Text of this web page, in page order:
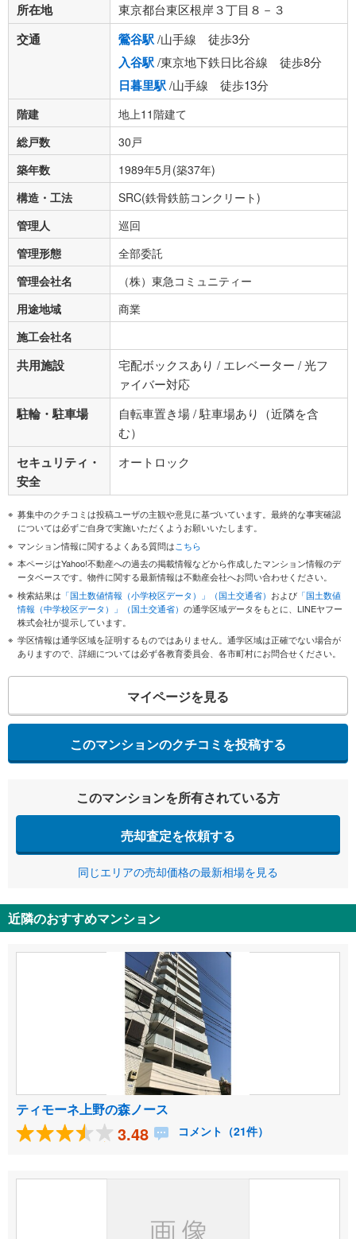
所在地 東京都台東区根岸３丁目８－３
交通 鶯谷駅/山手線 徒歩3分
入谷駅/東京地下鉄日比谷線 徒歩8分
日暮里駅/山手線 徒歩13分
階建
地上11階建て
総戸数
30戸
築年数
1989年5月(築37年)
構造・工法
SRC(鉄骨鉄筋コンクリート)
管理人
巡回
管理形態
全部委託
管理会社名
（株）東急コミュニティー
用途地域
商業
施工会社名
共用施設
宅配ボックスあり / エレベーター / 光フ
ァイバー対応
駐輪・駐車場
自転車置き場 / 駐車場あり（近隣を含
む）
セキュリティ・
安全
オートロック
募集中のクチコミは投稿ユーザの主観や意見に基づいています。最終的な事実確認
については必ずご自身で実施いただくようお願いいたします。
マンション情報に関するよくある質問はこちら
本ページはYahoo!不動産への過去の掲載情報などから作成したマンション情報のデ
ータベースです。物件に関する最新情報は不動産会社へお問い合わせください。
検索結果は 「国土数値情報（小学校区データ）」（国土交通省） および 「国土数値
情報（中学校区データ）」（国土交通省） の通学区域データをもとに、LINEヤフー
株式会社が提示しています。
学区情報は通学区域を証明するものではありません。通学区域は正確でない場合が
ありますので、詳細については必ず各教育委員会、各市町村にお問合せください。
マイページを見る
このマンションのクチコミを投稿する
このマンションを所有されている方
売却査定を依頼する
同じエリアの売却価格の最新相場を見る
近隣のおすすめマンション
ティモーネ上野の森ノース
3.48 コメント（21件）